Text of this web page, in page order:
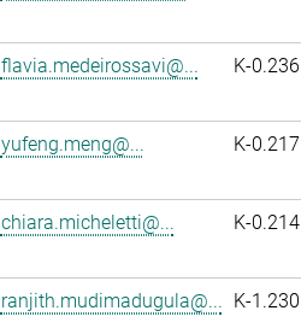
flavia.medeirossavi@... K-0.236
yufeng.meng@... K-0.217
chiara.micheletti@... K-0.214
ranjith.mudimadugula@... K-1.230